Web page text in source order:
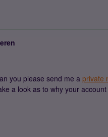
you please send me a private
a look as to why your